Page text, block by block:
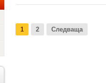
1 2 Следваща